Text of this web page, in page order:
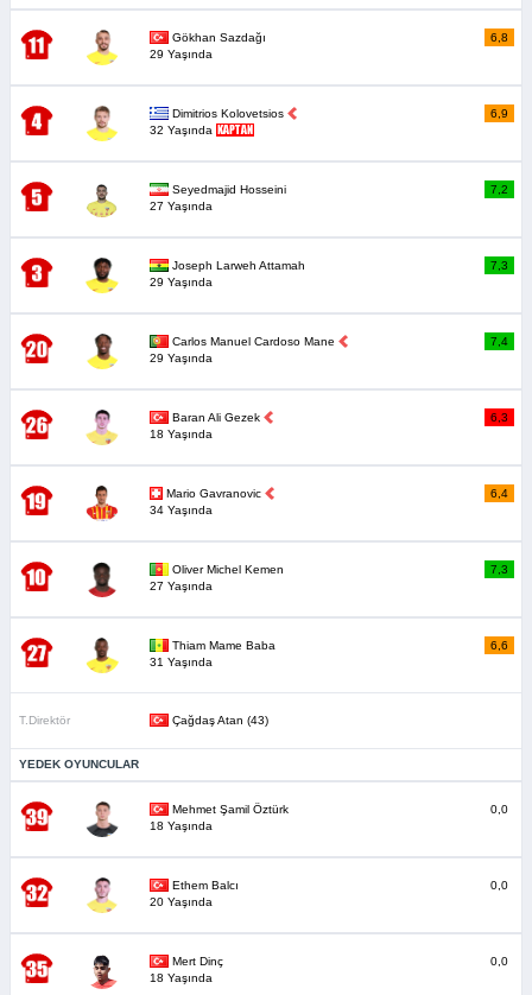
Gökhan Sazdağı
29 Yaşında
6,8
Dimitrios Kolovetsios
32 Yaşında
6,9
Seyedmajid Hosseini
27 Yaşında
7,2
Joseph Larweh Attamah
29 Yaşında
7,3
Carlos Manuel Cardoso Mane
29 Yaşında
7,4
Baran Ali Gezek
18 Yaşında
6,3
Mario Gavranovic
34 Yaşında
6,4
Oliver Michel Kemen
27 Yaşında
7,3
Thiam Mame Baba
31 Yaşında
6,6
T.Direktör Çağdaş Atan (43)
YEDEK OYUNCULAR
Mehmet Şamil Öztürk
18 Yaşında
0,0
Ethem Balcı
20 Yaşında
0,0
Mert Dinç
18 Yaşında
0,0